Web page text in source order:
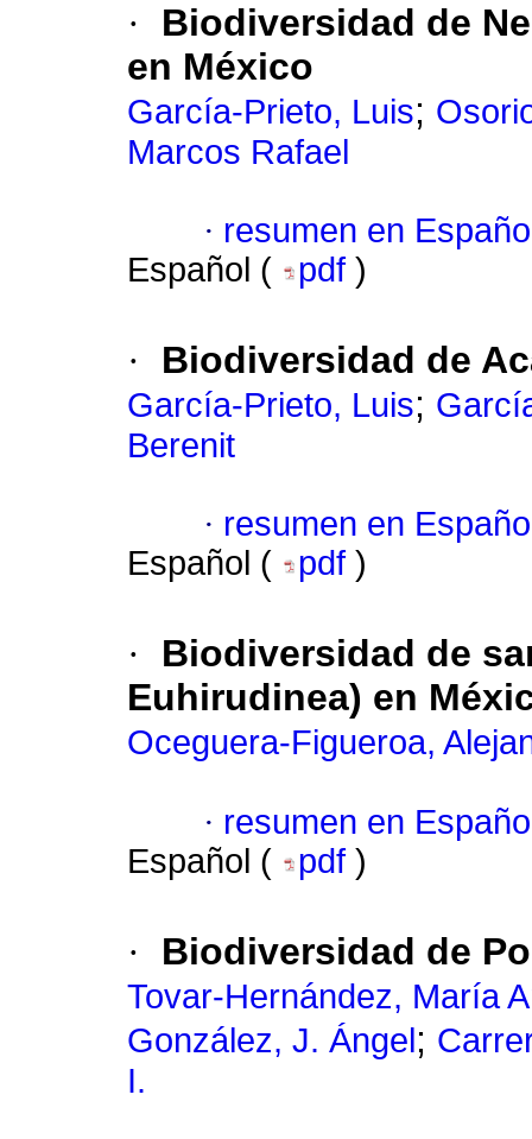
·
Biodiversidad de
en México
García-Prieto, Luis;
Marcos Rafael
· resumen en
Español (
pdf )
· Biodiversidad de
García-Prieto, Luis;
Berenit
· resumen en
Español (
pdf )
·
Biodiversidad de
Euhirudinea) en
Oceguera-Figueroa,
· resumen en
Español (
pdf )
· Biodiversidad de
Tovar-Hernández, María
González, J. Ángel ;
I.